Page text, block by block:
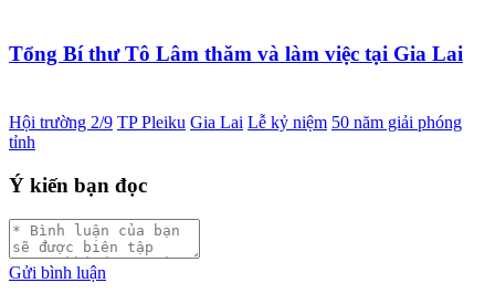
Tổng Bí thư Tô Lâm thăm và làm việc tại Gia Lai
Hội trường 2/9 TP Pleiku Gia Lai Lễ kỷ niệm 50 năm giải phóng
tỉnh
Ý kiến bạn đọc
Gửi bình luận